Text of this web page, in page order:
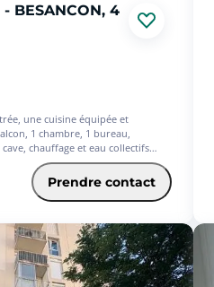
BESANCON, 4
une cuisine équipée et
1 chambre, 1 bureau,
chauffage et eau collectifs
Prendre contact